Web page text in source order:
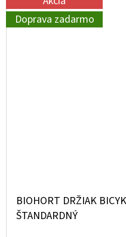
Doprava zadarmo
BIOHORT DRŽIAK
ŠTANDARDNÝ